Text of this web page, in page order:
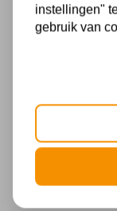
Dimbaar
Wattage
instellingen"
gebruik van